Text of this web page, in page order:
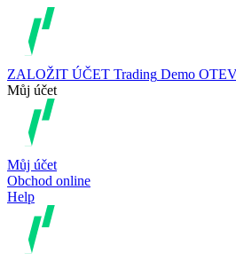
ZALOŽIT ÚČET Trading Demo
Můj účet
Můj účet
Obchod online
Help